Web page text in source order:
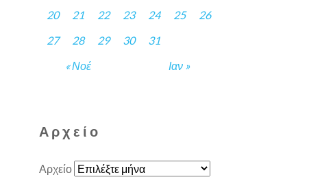
« Νοέ Ιαν »
20
21 22 23 24 25
26
27
28 29 30 31
Αρχείο
Αρχείο